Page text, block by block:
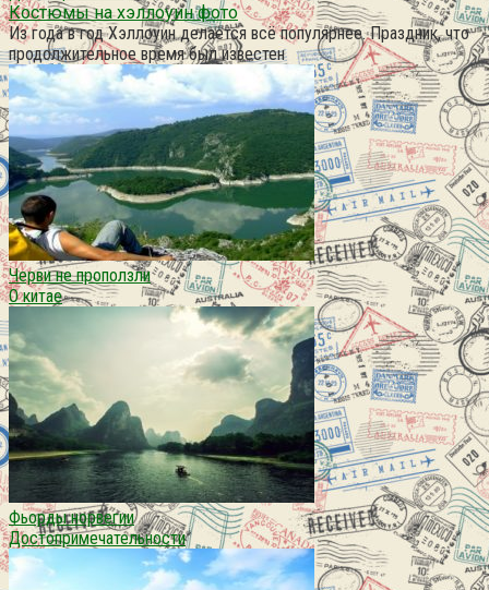
Костюмы на хэллоуин фото
Из года в год Хэллоуин делается всё популярнее. Праздник, что
продолжительное время был известен
Черви не проползли
О китае
Фьорды норвегии
Достопримечательности